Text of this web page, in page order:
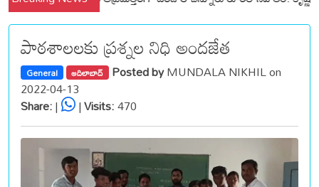
పాఠశాలలకు ప్రశ్నల నిధి అందజేత
General ఆదిలాబాద్ Posted byMUNDALA NIKHIL on
2022-04-13
Share:| |Visits:470